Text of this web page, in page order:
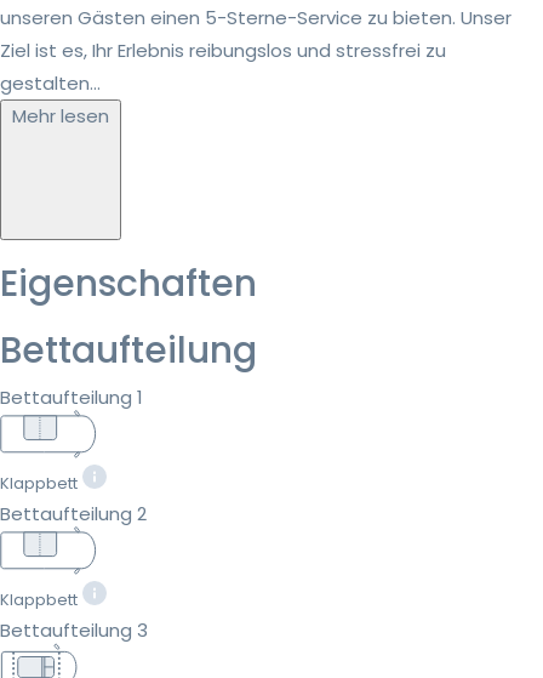
unseren Gästen einen 5-Sterne-Service zu bieten. Unser
Ziel ist es, Ihr Erlebnis reibungslos und stressfrei zu
gestalten...
Mehr lesen
Eigenschaften
Bettaufteilung
Bettaufteilung 1
Klappbett
Bettaufteilung 2
Klappbett
Bettaufteilung 3